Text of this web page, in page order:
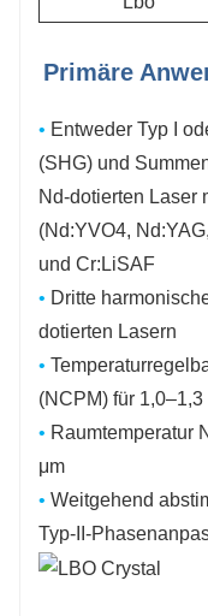
Primäre
• Entweder Typ I
(SHG) und
Nd-dotierten Laser
(Nd:YVO4,
und Cr:LiSAF
• Dritte
dotierten Lasern
•
(NCPM) für 1,0–1,3
• Raumtemperatur
μm
• Weitgehend
Typ-II-